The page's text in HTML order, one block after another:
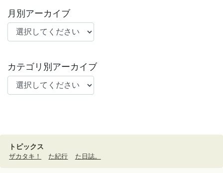
月別アーカイブ
カテゴリ別アーカイブ
トピックス
ザカタキ！ た紀行 た日誌。